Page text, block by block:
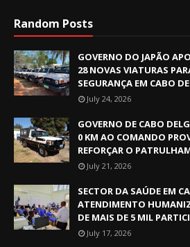
Random Posts
GOVERNO DO JAPÃO
28 NOVAS VIATURAS
SEGURANÇA EM CABO
July 24, 2026
GOVERNO DE CABO
0 KM AO COMANDO
REFORÇAR O
July 21, 2026
SECTOR DA SAÚDE EM
ATENDIMENTO
DE MAIS DE 5 MIL
July 17, 2026